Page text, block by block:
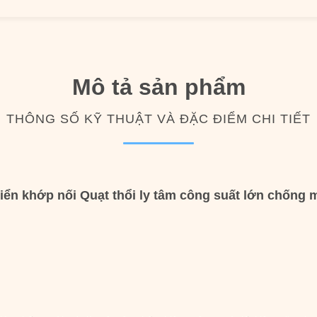
Mô tả sản phẩm
THÔNG SỐ KỸ THUẬT VÀ ĐẶC ĐIỂM CHI TIẾT
khớp nối Quạt thổi ly tâm công suất lớn chống